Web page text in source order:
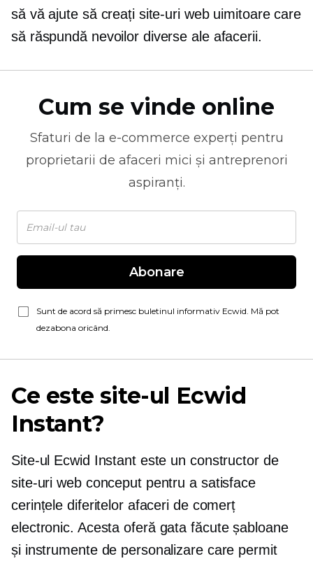
să vă ajute să creați site-uri web uimitoare care
să răspundă nevoilor diverse ale afacerii.
Cum se vinde online
Sfaturi de la e-commerce experți pentru
proprietarii de afaceri mici și antreprenori
aspiranți.
Abonare
Sunt de acord să primesc buletinul informativ Ecwid. Mă pot
dezabona oricând.
Ce este site-ul Ecwid
Instant?
Site-ul Ecwid Instant este un constructor de
site-uri web conceput pentru a satisface
cerințele diferitelor afaceri de comerț
electronic. Acesta oferă gata făcuteșabloane
și instrumente de personalizare care permit